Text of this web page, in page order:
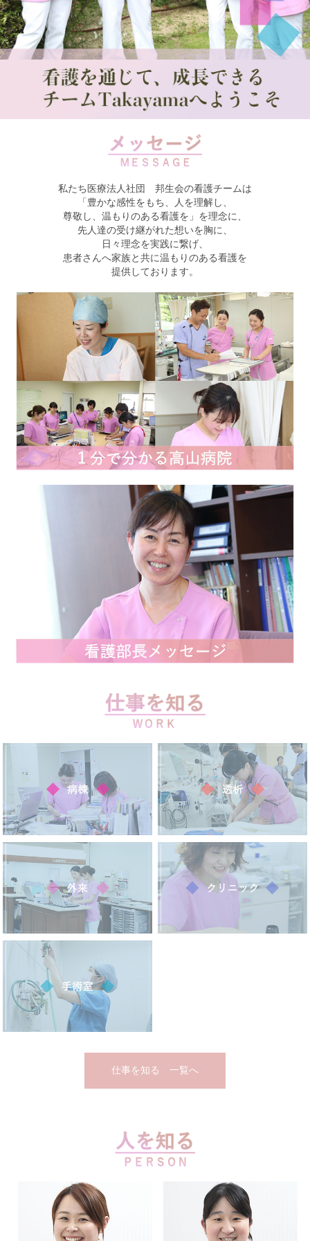
私たち医療法人社団 邦生会の看護チームは
「豊かな感性をもち、人を理解し、
尊敬し、温もりのある看護を」を理念に、
先人達の受け継がれた想いを胸に、
日々理念を実践に繋げ、
患者さんへ家族と共に温もりのある看護を
提供しております。
仕事を知る 一覧へ